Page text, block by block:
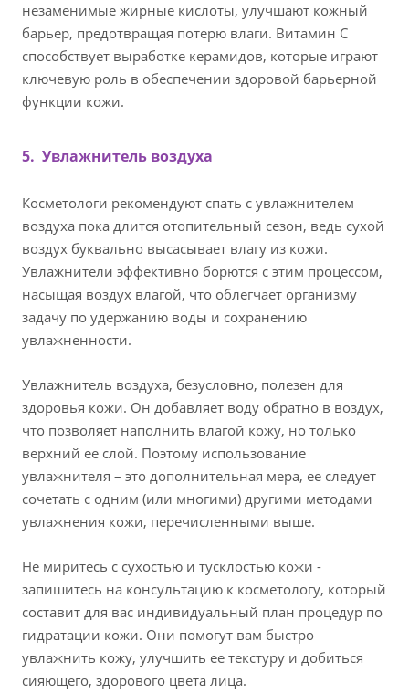
незаменимые жирные кислоты, улучшают кожный
барьер, предотвращая потерю влаги. Витамин С
способствует выработке керамидов, которые играют
ключевую роль в обеспечении здоровой барьерной
функции кожи.
5. Увлажнитель воздуха
Косметологи рекомендуют спать с увлажнителем
воздуха пока длится отопительный сезон, ведь сухой
воздух буквально высасывает влагу из кожи.
Увлажнители эффективно борются с этим процессом,
насыщая воздух влагой, что облегчает организму
задачу по удержанию воды и сохранению
увлажненности.
Увлажнитель воздуха, безусловно, полезен для
здоровья кожи. Он добавляет воду обратно в воздух,
что позволяет наполнить влагой кожу, но только
верхний ее слой. Поэтому использование
увлажнителя – это дополнительная мера, ее следует
сочетать с одним (или многими) другими методами
увлажнения кожи, перечисленными выше.
Не миритесь с сухостью и тусклостью кожи -
запишитесь на консультацию к косметологу, который
составит для вас индивидуальный план процедур по
гидратации кожи. Они помогут вам быстро
увлажнить кожу, улучшить ее текстуру и добиться
сияющего, здорового цвета лица.